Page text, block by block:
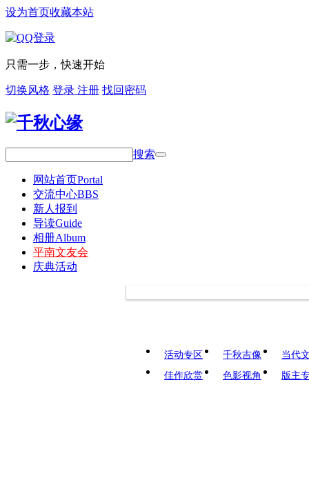
设为首页收藏本站
只需一步，快速开始
切换风格 登录 注册 找回密码
搜索
网站首页Portal
交流中心BBS
新人报到
导读Guide
相册Album
平南文友会
庆典活动
活动专区 千秋吉像
当代
佳作欣赏
色影视角 版主